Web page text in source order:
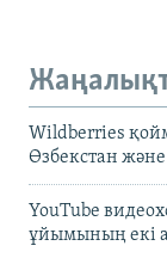
Wildberries
Өзбекстан
YouTube
ұйымының екі